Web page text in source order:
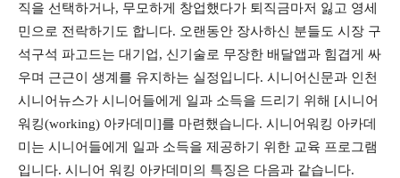
직을 선택하거나, 무모하게 창업했다가 퇴직금마저 잃고 영세
민으로 전락하기도 합니다. 오랜동안 장사하신 분들도 시장 구
석구석 파고드는 대기업, 신기술로 무장한 배달앱과 힘겹게 싸
우며 근근이 생계를 유지하는 실정입니다. 시니어신문과 인천
시니어뉴스가 시니어들에게 일과 소득을 드리기 위해 [시니어
워킹(working) 아카데미]를 마련했습니다. 시니어워킹 아카데
미는 시니어들에게 일과 소득을 제공하기 위한 교육 프로그램
입니다. 시니어 워킹 아카데미의 특징은 다음과 같습니다.